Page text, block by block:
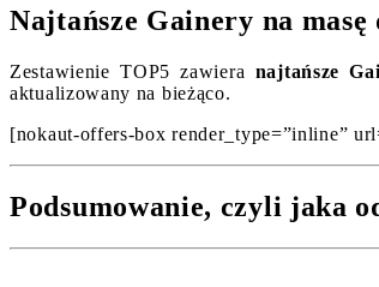
Najtańsze Gainery na masę
Zestawienie TOP5 zawiera najtańsze
aktualizowany na bieżąco.
[nokaut-offers-box render_type=”inline”
Podsumowanie, czyli jaka